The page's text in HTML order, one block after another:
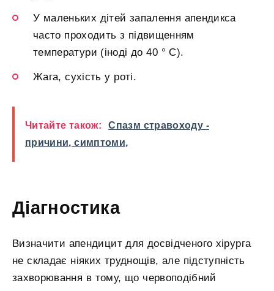
У маленьких дітей запалення апендикса
часто проходить з підвищенням
температури (іноді до 40 ° C).
Жага, сухість у роті.
Читайте також:
Спазм стравоходу -
причини, симптоми,
Діагностика
Визначити апендицит для досвідченого хірурга
не складає ніяких труднощів, але підступність
захворювання в тому, що червоподібний